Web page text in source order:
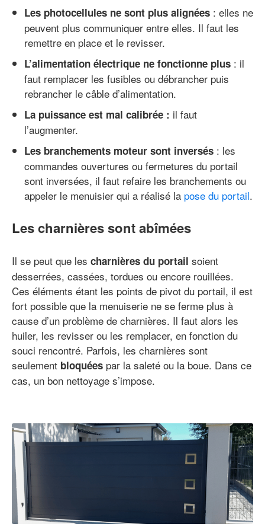
Les photocellules ne sont plus alignées : elles ne
peuvent plus communiquer entre elles. Il faut les
remettre en place et le revisser.
L’alimentation électrique ne fonctionne plus : il
faut remplacer les fusibles ou débrancher puis
rebrancher le câble d’alimentation.
La puissance est mal calibrée : il faut
l’augmenter.
Les branchements moteur sont inversés : les
commandes ouvertures ou fermetures du portail
sont inversées, il faut refaire les branchements ou
appeler le menuisier qui a réalisé la pose du portail.
Les charnières sont abîmées
Il se peut que les charnières du portail soient
desserrées, cassées, tordues ou encore rouillées.
Ces éléments étant les points de pivot du portail, il est
fort possible que la menuiserie ne se ferme plus à
cause d’un problème de charnières. Il faut alors les
huiler, les revisser ou les remplacer, en fonction du
souci rencontré. Parfois, les charnières sont
seulement bloquées par la saleté ou la boue. Dans ce
cas, un bon nettoyage s’impose.